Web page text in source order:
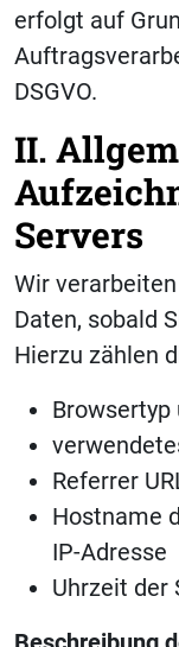
erfolgt auf
DSGVO.
II.
Servers
Wir
Daten, sobald
Hierzu zählen
Browsertyp
Referrer
Hostname
IP-Adresse
Uhrzeit der